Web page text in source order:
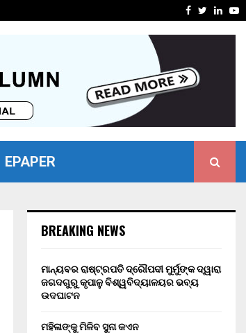
ଗୌତମ
Facebook
Twitter
EPAPER
BREAKING NEWS
ମାନ୍ୟବର ରାଷ୍ଟ୍ରପତି ଦ୍ରୌପଦୀ ମୁର୍ମୁଙ୍କ ଦ୍ୱାରା
ଜଗଦଗୁରୁ କୃପାଳୁ ବିଶ୍ୱବିଦ୍ୟାଳୟର ଭବ୍ୟ
ଉଦଘାଟନ
ମହିଳାଙ୍କୁ ମିଳିବ ସୁନା କଏନ